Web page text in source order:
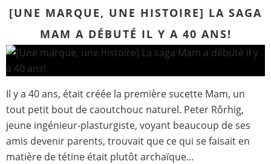
[UNE MARQUE, UNE HISTOIRE] LA SAGA
MAM A DÉBUTÉ IL Y A 40 ANS!
Il y a 40 ans, était créée la première sucette Mam, un
tout petit bout de caoutchouc naturel. Peter Rôrhig,
jeune ingénieur-plasturgiste, voyant beaucoup de ses
amis devenir parents, trouvait que ce qui se faisait en
matière de tétine était plutôt archaïque...